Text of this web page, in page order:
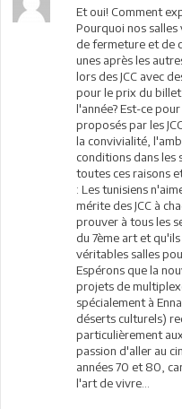
Et oui! Comment
Pourquoi nos
de fermeture et de
unes après les
lors des JCC avec
pour le prix du billet
l'année? Est-ce
proposés par les
la convivialité,
conditions dans les
toutes ces raisons
: Les tunisiens
mérite des JCC à
prouver à tous les
du 7ème art et
véritables salles
Espérons que la
projets de
spécialement à
déserts culturels)
particulièrement
passion d'aller au
années 70 et 80,
l'art de vivre...